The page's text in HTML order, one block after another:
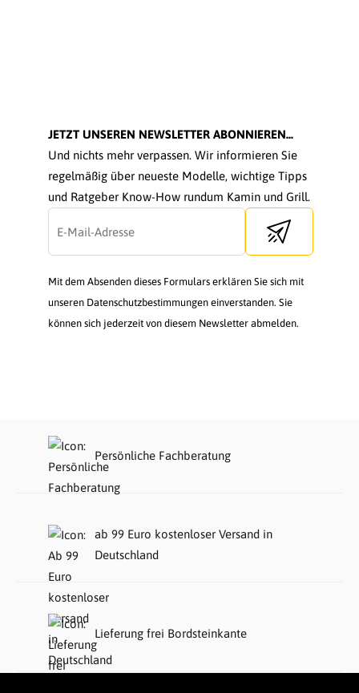
JETZT UNSEREN NEWSLETTER ABONNIEREN...
Und nichts mehr verpassen. Wir informieren Sie
regelmäßig über neueste Modelle, wichtige Tipps
und Ratgeber Know-How rundum Kamin und Grill.
Send newsletter
Mit dem Absenden dieses Formulars erklären Sie sich mit
unseren Datenschutzbestimmungen einverstanden. Sie
können sich jederzeit von diesem Newsletter abmelden.
Persönliche Fachberatung
ab 99 Euro kostenloser Versand in
Deutschland
Lieferung frei Bordsteinkante